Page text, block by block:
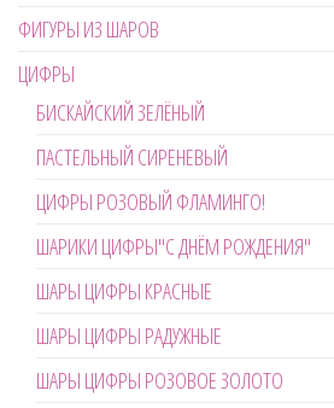
ФИГУРЫ ИЗ ШАРОВ
ЦИФРЫ
БИСКАЙСКИЙ ЗЕЛЁНЫЙ
ПАСТЕЛЬНЫЙ СИРЕНЕВЫЙ
ЦИФРЫ РОЗОВЫЙ ФЛАМИНГО!
ШАРИКИ ЦИФРЫ"С ДНЁМ РОЖДЕНИЯ"
ШАРЫ ЦИФРЫ КРАСНЫЕ
ШАРЫ ЦИФРЫ РАДУЖНЫЕ
ШАРЫ ЦИФРЫ РОЗОВОЕ ЗОЛОТО